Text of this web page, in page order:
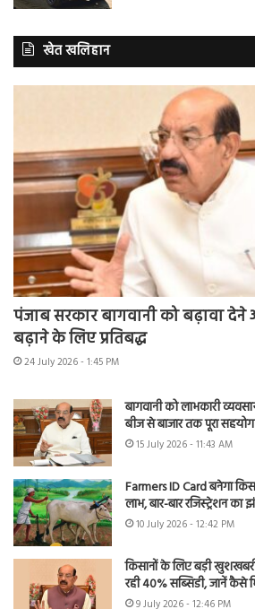
खेत खलिहान
पंजाब सरकार बागवानी को बढ़ावा
बढ़ाने के लिए प्रतिबद्ध
24 July 2026 - 1:45 PM
बागवानी को लाभकारी
बीज से बाजार तक पूरा सहयोग
15 July 2026 - 11:43 AM
Farmers ID Card बनेगा
लाभ, बार-बार रजिस्ट्रेशन
10 July 2026 - 12:42 PM
किसानों के लिए बड़ी
रही 40% सब्सिडी, जानें कैसे
9 July 2026 - 12:46 PM